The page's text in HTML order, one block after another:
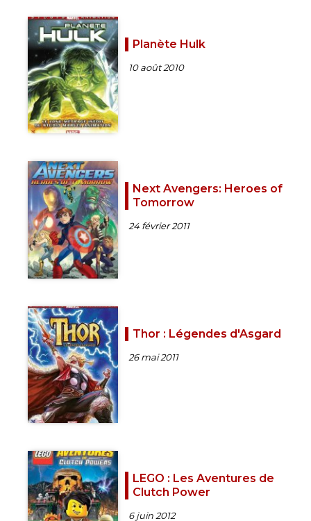
Planète Hulk
10 août 2010
Next Avengers: Heroes of
Tomorrow
24 février 2011
Thor : Légendes d'Asgard
26 mai 2011
LEGO : Les Aventures de
Clutch Power
6 juin 2012